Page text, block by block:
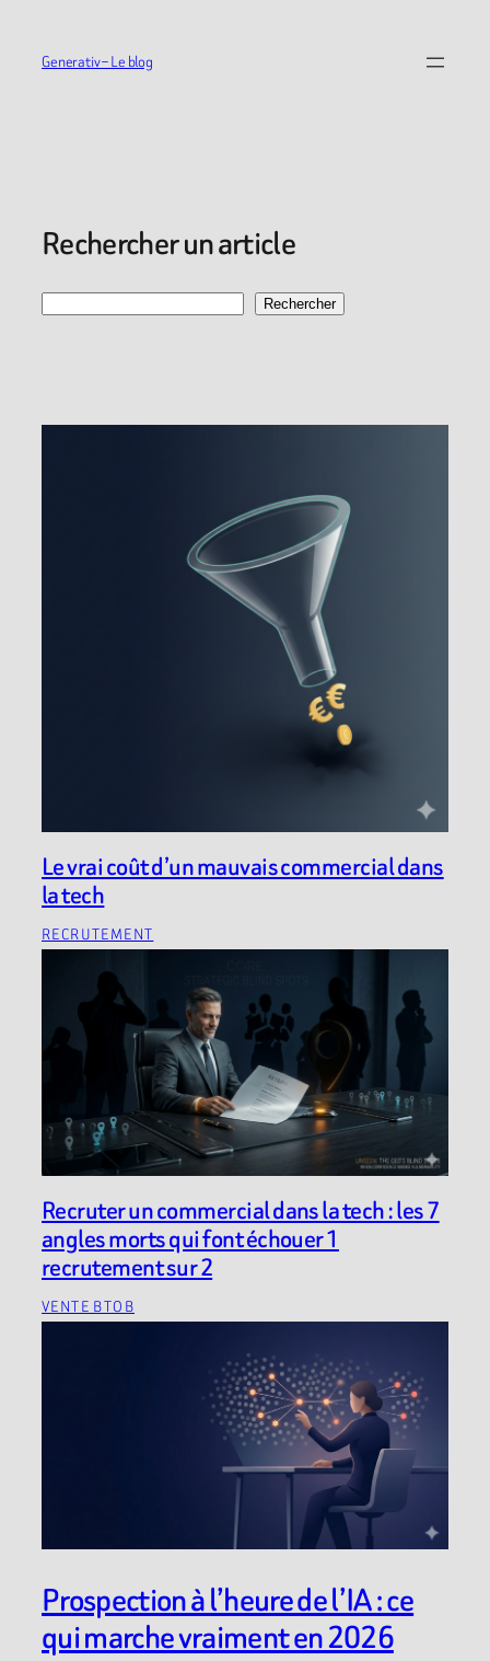
Generativ – Le blog
Rechercher un article
Rechercher
Le vrai coût d’un mauvais commercial dans
la tech
RECRUTEMENT
Recruter un commercial dans la tech : les 7
angles morts qui font échouer 1
recrutement sur 2
VENTE BTOB
Prospection à l’heure de l’IA : ce
qui marche vraiment en 2026